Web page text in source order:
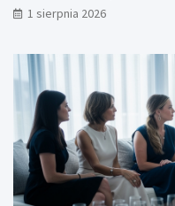
1 sierpnia 2026